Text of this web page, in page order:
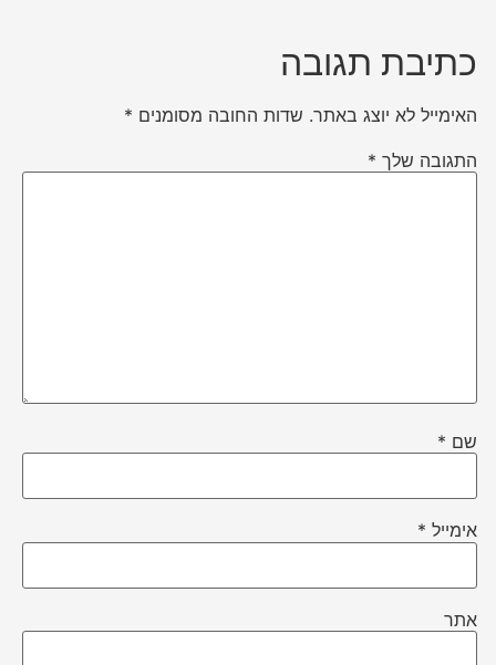
כתיבת תגובה
האימייל לא יוצג באתר. שדות החובה מסומנים *
התגובה שלך *
שם *
אימייל *
אתר